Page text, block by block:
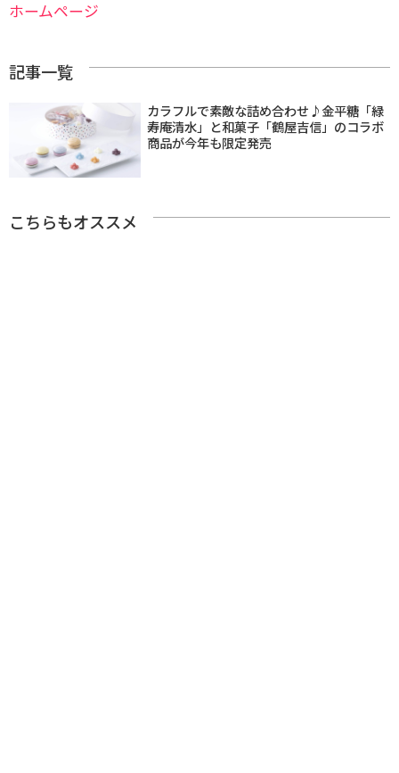
ホームページ
記事一覧
カラフルで素敵な詰め合わせ♪金平糖「緑
寿庵清水」と和菓子「鶴屋吉信」のコラボ
商品が今年も限定発売
こちらもオススメ